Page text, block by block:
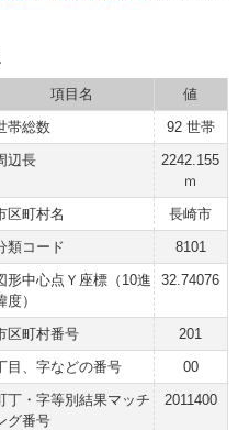
項目名
値
帯総数
92 世帯
辺長
2242.155
ｍ
区町村名
長崎市
類コード
8101
形中心点Ｙ座標（10進
度）
32.74076
区町村番号
201
目、字などの番号
00
丁・字等別結果マッチ
グ番号
2011400